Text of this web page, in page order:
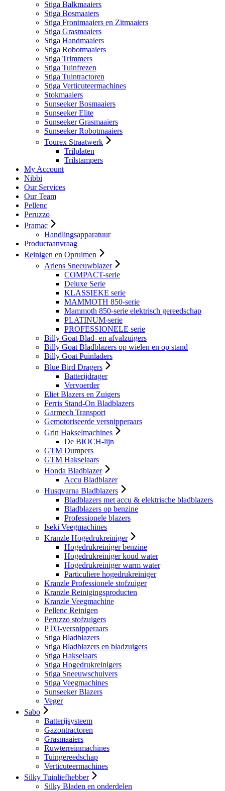
Stiga Balkmaaiers
Stiga Bosmaaiers
Stiga Frontmaaiers en Zitmaaiers
Stiga Grasmaaiers
Stiga Handmaaiers
Stiga Robotmaaiers
Stiga Trimmers
Stiga Tuinfrezen
Stiga Tuintractoren
Stiga Verticuteermachines
Stokmaaiers
Sunseeker Bosmaaiers
Sunseeker Elite
Sunseeker Grasmaaiers
Sunseeker Robotmaaiers
Tourex Straatwerk
Trilplaten
Trilstampers
My Account
Nibbi
Our Services
Our Team
Pellenc
Peruzzo
Pramac
Handlingsapparatuur
Productaanvraag
Reinigen en Opruimen
Ariens Sneeuwblazer
COMPACT-serie
Deluxe Serie
KLASSIEKE serie
MAMMOTH 850-serie
Mammoth 850-serie elektrisch gereedschap
PLATINUM-serie
PROFESSIONELE serie
Billy Goat Blad- en afvalzuigers
Billy Goat Bladblazers op wielen en op stand
Billy Goat Puinladers
Blue Bird Dragers
Batterijdrager
Vervoerder
Eliet Blazers en Zuigers
Ferris Stand-On Bladblazers
Garmech Transport
Gemotoriseerde versnipperaars
Grin Hakselmachines
De BIOCH-lijn
GTM Dumpers
GTM Hakselaars
Honda Bladblazer
Accu Bladblazer
Husqvarna Bladblazers
Bladblazers met accu & elektrische bladblazers
Bladblazers op benzine
Professionele blazers
Iseki Veegmachines
Kranzle Hogedrukreiniger
Hogedrukreiniger benzine
Hogedrukreiniger koud water
Hogedrukreiniger warm water
Particuliere hogedrukreiniger
Kranzle Professionele stofzuiger
Kranzle Reinigingsproducten
Kranzle Veegmachine
Pellenc Reinigen
Peruzzo stofzuigers
PTO-versnipperaars
Stiga Bladblazers
Stiga Bladblazers en bladzuigers
Stiga Hakselaars
Stiga Hogedrukreinigers
Stiga Sneeuwschuivers
Stiga Veegmachines
Sunseeker Blazers
Veger
Sabo
Batterijsysteem
Gazontractoren
Grasmaaiers
Ruwterreinmachines
Tuingereedschap
Verticuteermachines
Silky Tuinliefhebber
Silky Bladen en onderdelen